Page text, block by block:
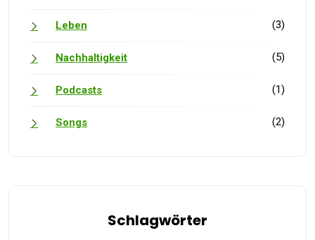
Leben (3)
Nachhaltigkeit (5)
Podcasts (1)
Songs (2)
Schlagwörter